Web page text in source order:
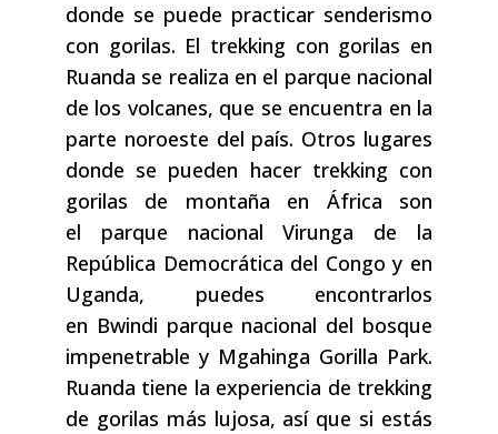
donde se puede practicar senderismo
con gorilas. El trekking con gorilas en
Ruanda se realiza en el parque nacional
de los volcanes, que se encuentra en la
parte noroeste del país. Otros lugares
donde se pueden hacer trekking con
gorilas de montaña en África son
el parque nacional Virunga de la
República Democrática del Congo y en
Uganda, puedes encontrarlos
en Bwindi parque nacional del bosque
impenetrable y Mgahinga Gorilla Park.
Ruanda tiene la experiencia de trekking
de gorilas más lujosa, así que si estás